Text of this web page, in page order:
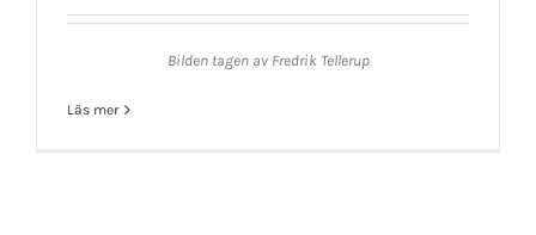
Bilden tagen av Fredrik Tellerup
Läs mer